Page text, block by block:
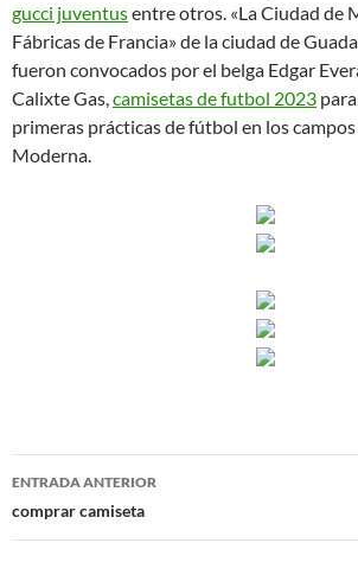
gucci juventusentre otros. «La Ciudad de
Fábricas de Francia» de la ciudad de
fueron convocados por el belga Edgar
Calixte Gas,camisetas de futbol 2023
primeras prácticas de fútbol en los
Moderna.
Navegación
de
ENTRADA ANTERIOR
comprar camiseta